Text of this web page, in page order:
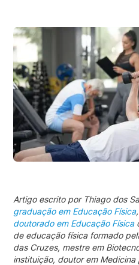
Artigo escrito por Thiago dos
graduação em Educação Física
doutorado em Educação Física
de educação física formado
das Cruzes, mestre em
instituição, doutor em